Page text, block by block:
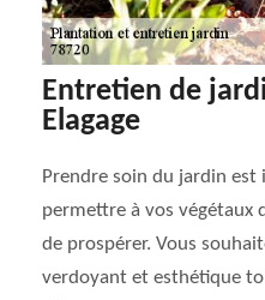
Entretien de
Elagage
Prendre soin du jardin est
permettre à vos végétaux
de prospérer. Vous
verdoyant et esthétique